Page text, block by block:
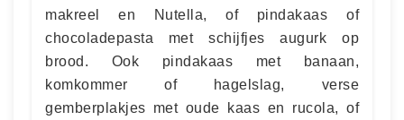
makreel en Nutella, of pindakaas of
chocoladepasta met schijfjes augurk op
brood. Ook pindakaas met banaan,
komkommer of hagelslag, verse
gemberplakjes met oude kaas en rucola, of